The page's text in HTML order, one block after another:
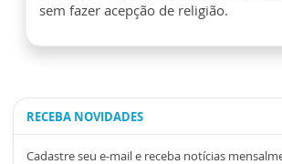
sem fazer acepção de religião.
RECEBA NOVIDADES
Cadastre seu e-mail e receba notícias